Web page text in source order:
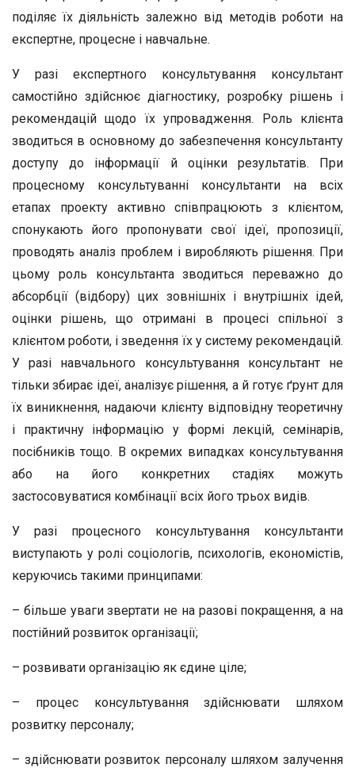
поділяє їх діяльність залежно від методів роботи на
експертне, процесне і навчальне.
У разі експертного консультування консультант
самостійно здійснює діагностику, розробку рішень і
рекомендацій щодо їх упровадження. Роль клієнта
зводиться в основному до забезпечення консультанту
доступу до інформації й оцінки результатів. При
процесному консультуванні консультанти на всіх
етапах проекту активно співпрацюють з клієнтом,
спонукають його пропонувати свої ідеї, пропозиції,
проводять аналіз проблем і виробляють рішення. При
цьому роль консультанта зводиться переважно до
абсорбції (відбору) цих зовнішніх і внутрішніх ідей,
оцінки рішень, що отримані в процесі спільної з
клієнтом роботи, і зведення їх у систему рекомендацій.
У разі навчального консультування консультант не
тільки збирає ідеї, аналізує рішення, а й готує ґрунт для
їх виникнення, надаючи клієнту відповідну теоретичну
і практичну інформацію у формі лекцій, семінарів,
посібників тощо. В окремих випадках консультування
або на його конкретних стадіях можуть
застосовуватися комбінації всіх його трьох видів.
У разі процесного консультування консультанти
виступають у ролі соціологів, психологів, економістів,
керуючись такими принципами:
– більше уваги звертати не на разові покращення, а на
постійний розвиток організації;
– розвивати організацію як єдине ціле;
– процес консультування здійснювати шляхом
розвитку персоналу;
– здійснювати розвиток персоналу шляхом залучення